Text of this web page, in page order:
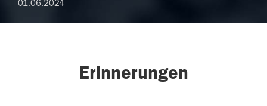
01.06.2024
Erinnerungen